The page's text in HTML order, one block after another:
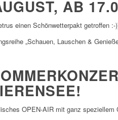
AB
einen Schönwetterpakt getroffen :-
„Schauen, Lauschen &
OPEN-AIR mit ganz speziellem